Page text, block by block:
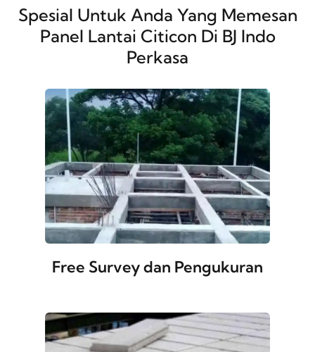
Spesial Untuk Anda Yang Memesan
Panel Lantai Citicon Di BJ Indo
Perkasa
Free Survey dan Pengukuran